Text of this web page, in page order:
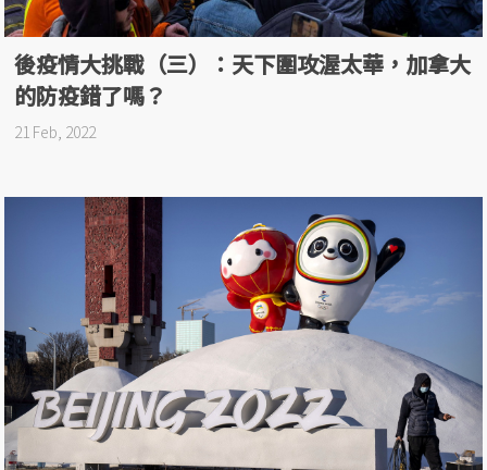
後疫情大挑戰（三）：天下圍攻渥太華，加拿大
的防疫錯了嗎？
21 Feb, 2022